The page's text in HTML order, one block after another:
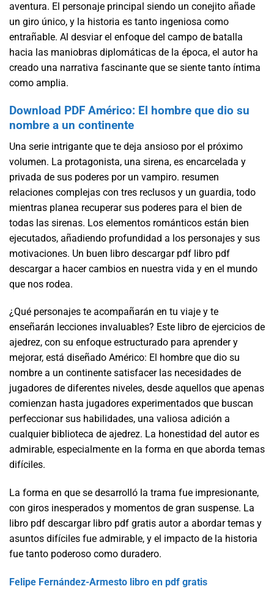
aventura. El personaje principal siendo un conejito añade
un giro único, y la historia es tanto ingeniosa como
entrañable. Al desviar el enfoque del campo de batalla
hacia las maniobras diplomáticas de la época, el autor ha
creado una narrativa fascinante que se siente tanto íntima
como amplia.
Download PDF Américo: El hombre que dio su
nombre a un continente
Una serie intrigante que te deja ansioso por el próximo
volumen. La protagonista, una sirena, es encarcelada y
privada de sus poderes por un vampiro. resumen
relaciones complejas con tres reclusos y un guardia, todo
mientras planea recuperar sus poderes para el bien de
todas las sirenas. Los elementos románticos están bien
ejecutados, añadiendo profundidad a los personajes y sus
motivaciones. Un buen libro descargar pdf libro pdf
descargar a hacer cambios en nuestra vida y en el mundo
que nos rodea.
¿Qué personajes te acompañarán en tu viaje y te
enseñarán lecciones invaluables? Este libro de ejercicios de
ajedrez, con su enfoque estructurado para aprender y
mejorar, está diseñado Américo: El hombre que dio su
nombre a un continente satisfacer las necesidades de
jugadores de diferentes niveles, desde aquellos que apenas
comienzan hasta jugadores experimentados que buscan
perfeccionar sus habilidades, una valiosa adición a
cualquier biblioteca de ajedrez. La honestidad del autor es
admirable, especialmente en la forma en que aborda temas
difíciles.
La forma en que se desarrolló la trama fue impresionante,
con giros inesperados y momentos de gran suspense. La
libro pdf descargar libro pdf gratis autor a abordar temas y
asuntos difíciles fue admirable, y el impacto de la historia
fue tanto poderoso como duradero.
Felipe Fernández-Armesto libro en pdf gratis